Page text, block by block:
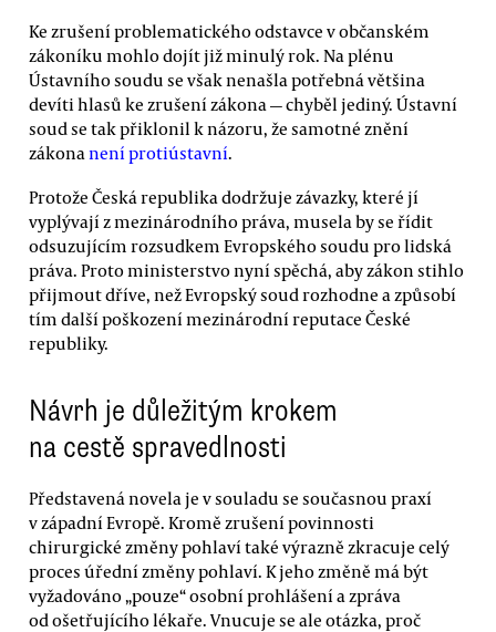
Ke zrušení problematického odstavce v občanském
zákoníku mohlo dojít již minulý rok. Na plénu
Ústavního soudu se však nenašla potřebná většina
devíti hlasů ke zrušení zákona — chyběl jediný. Ústavní
soud se tak přiklonil k názoru, že samotné znění
zákonanení protiústavní.
Protože Česká republika dodržuje závazky, které jí
vyplývají z mezinárodního práva, musela by se řídit
odsuzujícím rozsudkem Evropského soudu pro lidská
práva. Proto ministerstvo nyní spěchá, aby zákon stihlo
přijmout dříve, než Evropský soud rozhodne a způsobí
tím další poškození mezinárodní reputace České
republiky.
Návrh je důležitým krokem
na cestě spravedlnosti
Představená novela je v souladu se současnou praxí
v západní Evropě. Kromě zrušení povinnosti
chirurgické změny pohlaví také výrazně zkracuje celý
proces úřední změny pohlaví. K jeho změně má být
vyžadováno „pouze“ osobní prohlášení a zpráva
od ošetřujícího lékaře. Vnucuje se ale otázka, proč